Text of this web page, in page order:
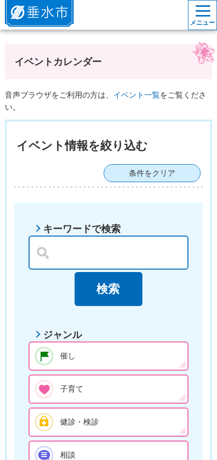
垂水市
メニュー
イベントカレンダー
音声ブラウザをご利用の方は、 イベント一覧をご覧くださ
い。
イベント情報を絞り込む
条件をクリア
キーワードで検索
ジャンル
催し
子育て
健診・検診
相談